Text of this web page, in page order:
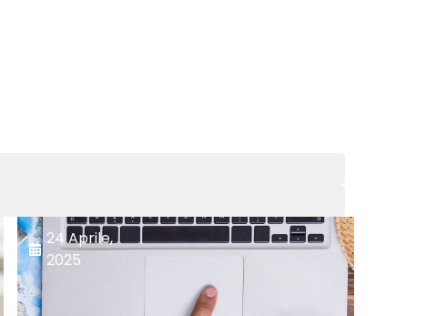
24 Aprile,
2025